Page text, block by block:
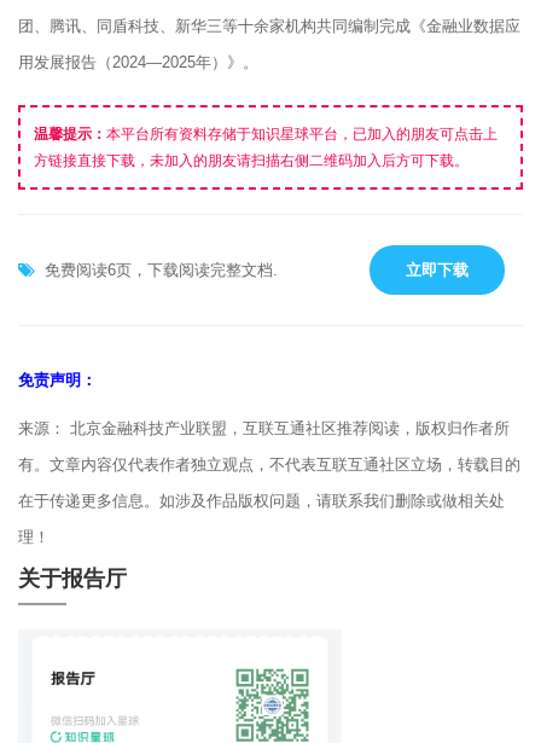
团、腾讯、同盾科技、新华三等十余家机构共同编制完成《金融业数据应
用发展报告（2024—2025年）》。
温馨提示： 本平台所有资料存储于知识星球平台，已加入的朋友可点击上
方链接直接下载，未加入的朋友请扫描右侧二维码加入后方可下载。
免费阅读6页，下载阅读完整文档. 立即下载
免责声明：
来源： 北京金融科技产业联盟，互联互通社区推荐阅读，版权归作者所
有。文章内容仅代表作者独立观点，不代表互联互通社区立场，转载目的
在于传递更多信息。如涉及作品版权问题，请联系我们删除或做相关处
理！
关于报告厅